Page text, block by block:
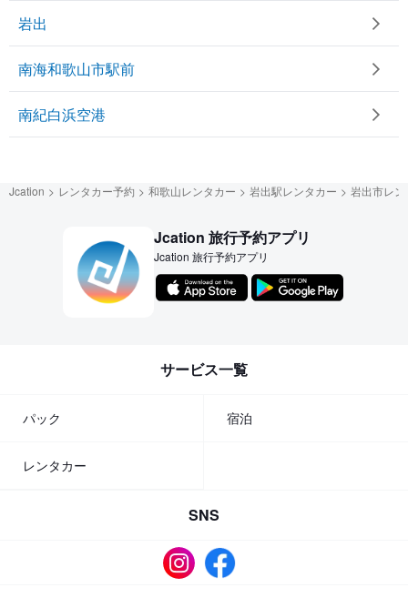
岩出
南海和歌山市駅前
南紀白浜空港
Jcation レンタカー予約 和歌山レンタカー 岩出駅レンタカー 岩出市レ
Jcation 旅行予約アプリ
Jcation 旅行予約アプリ
サービス一覧
パック 宿泊
レンタカー
SNS